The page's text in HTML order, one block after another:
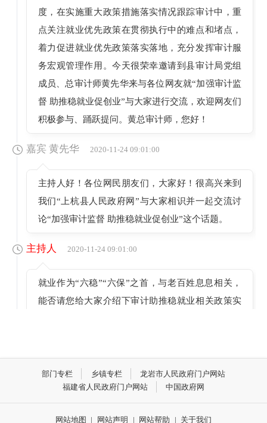
度，在实施重大政策措施落实情况跟踪审计中，重
点关注就业优先政策在贯彻执行中的难点和堵点，
着力促进就业优先政策落实落地，充分发挥审计服
务宏观管理作用。今天很荣幸邀请到县审计局党组
成员、总审计师黄先华来与各位网友就“加强审计监
督 助推稳就业促创业”与大家进行交流，欢迎网友们
积极参与、踊跃提问。黄总审计师，您好！
嘉宾 黄先华 2020-11-24 09:01:00
主持人好！各位网民朋友们，大家好！很高兴来到
我们“上杭县人民政府网”与大家相识并一起交流讨
论“加强审计监督 助推稳就业促创业”这个话题。
主持人 2020-11-24 09:01:00
就业作为“六稳”“六保”之首，与老百姓息息相关，
能否请您给大家介绍下审计助推稳就业相关政策实
好的。就业是最大的民生，特别是今年疫情影响
业”“保就业”也出台了一系列政策、措施。今年，我
部门专栏 乡镇专栏
龙岩市人民政府门户网站
福建省人民政府门户网站
中国政府网
网站地图 | 网站声明 | 网站帮助 | 关于我们